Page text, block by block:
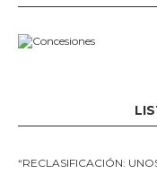
“RECLASIFICACIÓN: